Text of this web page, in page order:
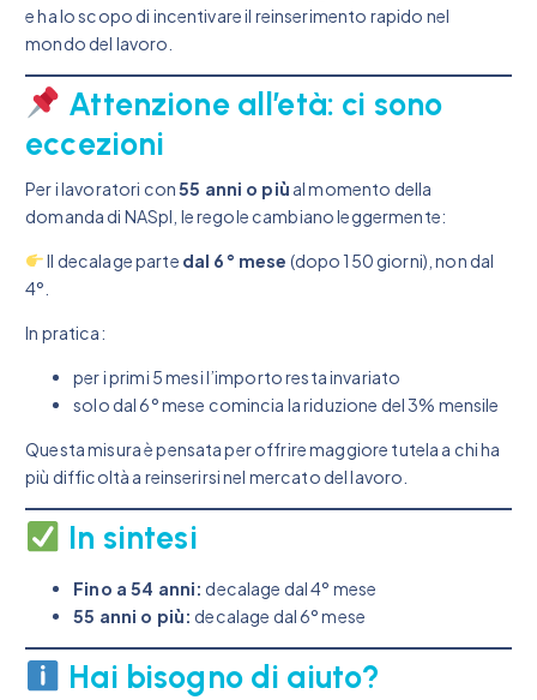
e ha lo scopo di incentivare il reinserimento rapido nel
mondo del lavoro.
Attenzione all’età: ci sono
eccezioni
Per i lavoratori con55 anni o più al momento della
domanda di NASpI, le regole cambiano leggermente:
Il decalage parte dal 6° mese (dopo 150 giorni), non dal
4°.
In pratica:
per i primi 5 mesi l’importo resta invariato
solo dal 6° mese comincia la riduzione del 3% mensile
Questa misura è pensata per offrire maggiore tutela a chi ha
più difficoltà a reinserirsi nel mercato del lavoro.
In sintesi
Fino a 54 anni: decalage dal 4° mese
55 anni o più: decalage dal 6° mese
Hai bisogno di aiuto?